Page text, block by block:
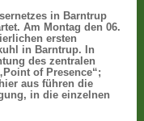
in Barntrup
Am Montag den 06.
ersten
in Barntrup. In
des zentralen
of Presence“;
aus führen die
in die einzelnen